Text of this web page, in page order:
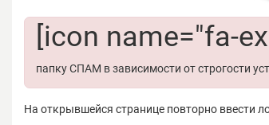
[icon name="fa-
папку СПАМ в зависимости от строгости
На открывшейся странице повторно ввести